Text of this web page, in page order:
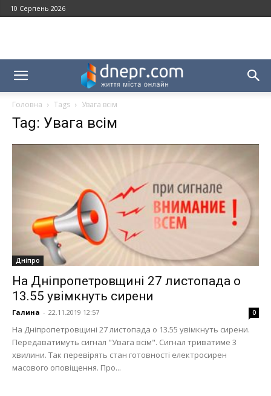
10 Серпень 2026
Головна Tags Увага всім
Tag: Увага всім
Дніпро
На Дніпропетровщині 27 листопада о
13.55 увімкнуть сирени
Галина - 22.11.2019 12:57 0
На Дніпропетровщині 27 листопада о 13.55 увімкнуть сирени.
Передаватимуть сигнал "Увага всім". Сигнал триватиме 3
хвилини. Так перевірять стан готовності електросирен
масового оповіщення. Про...